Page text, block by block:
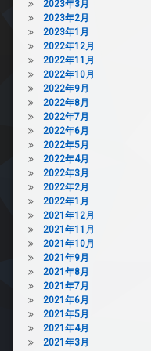
2023年3月
2023年2月
2023年1月
2022年12月
2022年11月
2022年10月
2022年9月
2022年8月
2022年7月
2022年6月
2022年5月
2022年4月
2022年3月
2022年2月
2022年1月
2021年12月
2021年11月
2021年10月
2021年9月
2021年8月
2021年7月
2021年6月
2021年5月
2021年4月
2021年3月